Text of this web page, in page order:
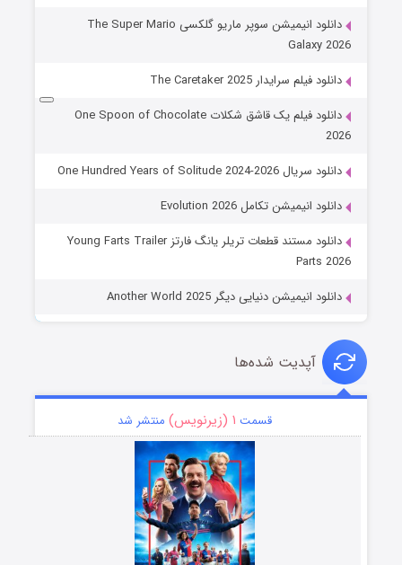
دانلود انیمیشن سوپر ماریو گلکسی The Super Mario
Galaxy 2026
دانلود فیلم سرایدار The Caretaker 2025
دانلود فیلم یک قاشق شکلات One Spoon of Chocolate
2026
دانلود سریال One Hundred Years of Solitude 2024-2026
دانلود انیمیشن تکامل Evolution 2026
دانلود مستند قطعات تریلر یانگ فارتز Young Farts Trailer
Parts 2026
دانلود انیمیشن دنیایی دیگر Another World 2025
آپدیت شده‌ها
قسمت ۱ (زیرنویس) منتشر شد